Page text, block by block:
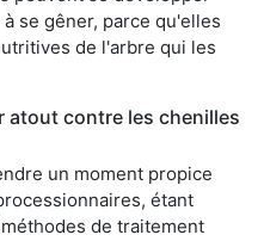
se gêner, parce qu'elles
de l'arbre qui les
atout contre les chenilles
un moment propice
étant
de traitement